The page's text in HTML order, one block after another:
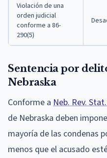
Violación de una
orden judicial
conforme a 86-
290(5)
Sentencia por
Nebraska
Conforme a Neb. Rev.
de Nebraska deben
mayoría de las condenas
menos que el acusado